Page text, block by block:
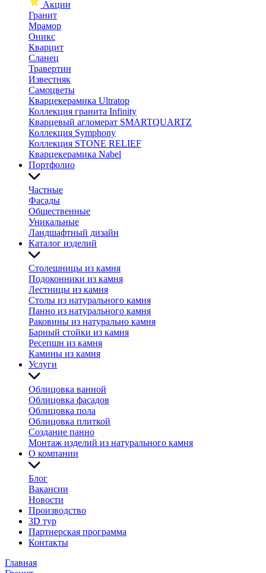
Акции
Гранит
Мрамор
Оникс
Кварцит
Сланец
Травертин
Известняк
Самоцветы
Кварцекерамика Ultratop
Коллекция гранита Infinity
Кварцевый агломерат SMARTQUARTZ
Коллекция Symphony
Коллекция STONE RELIEF
Кварцекерамика Nabel
Портфолио
Частные
Фасады
Общественные
Уникальные
Ландшафтный дизайн
Каталог изделий
Столешницы из камня
Подоконники из камня
Лестницы из камня
Столы из натурального камня
Панно из натурального камня
Раковины из натурально камня
Барный стойки из камня
Ресепшн из камня
Камины из камня
Услуги
Облицовка ванной
Облицовка фасадов
Облицовка пола
Облицовка плиткой
Создание панно
Монтаж изделий из натурального камня
О компании
Блог
Вакансии
Новости
Производство
3D тур
Партнерская программа
Контакты
Главная